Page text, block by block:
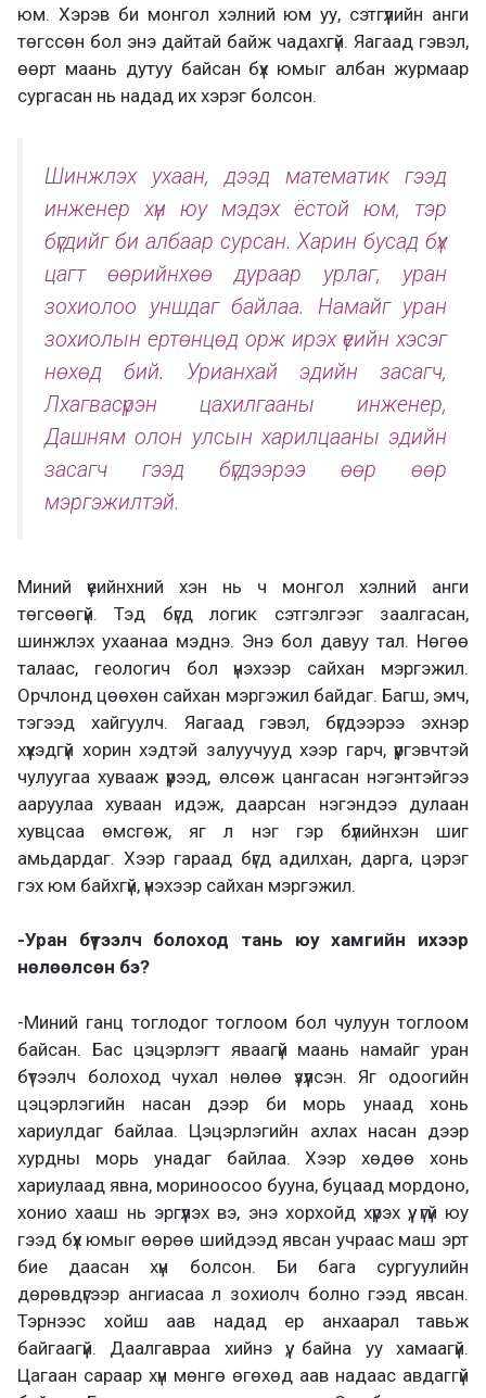
юм. Хэрэв би монгол хэлний юм уу, сэтгүүлийн анги
төгссөн бол энэ дайтай байж чадахгүй. Яагаад гэвэл,
өөрт маань дутуу байсан бүх юмыг албан журмаар
сургасан нь надад их хэрэг болсон.
Шинжлэх ухаан, дээд математик гээд
инженер хүн юу мэдэх ёстой юм, тэр
бүгдийг би албаар сурсан. Харин бусад бүх
цагт өөрийнхөө дураар урлаг, уран
зохиолоо уншдаг байлаа. Намайг уран
зохиолын ертөнцөд орж ирэх үеийн хэсэг
нөхөд бий. Урианхай эдийн засагч,
Лхагвасүрэн цахилгааны инженер,
Дашням олон улсын харилцааны эдийн
засагч гээд бүгдээрээ өөр өөр
мэргэжилтэй.
Миний үеийнхний хэн нь ч монгол хэлний анги
төгсөөгүй. Тэд бүгд логик сэтгэлгээг заалгасан,
шинжлэх ухаанаа мэднэ. Энэ бол давуу тал. Нөгөө
талаас, геологич бол үнэхээр сайхан мэргэжил.
Орчлонд цөөхөн сайхан мэргэжил байдаг. Багш, эмч,
тэгээд хайгуулч. Яагаад гэвэл, бүгдээрээ эхнэр
хүүхэдгүй хорин хэдтэй залуучууд хээр гарч, үүргэвчтэй
чулуугаа хувааж үүрээд, өлсөж цангасан нэгэнтэйгээ
ааруулаа хуваан идэж, даарсан нэгэндээ дулаан
хувцсаа өмсгөж, яг л нэг гэр бүлийнхэн шиг
амьдардаг. Хээр гараад бүгд адилхан, дарга, цэрэг
гэх юм байхгүй, үнэхээр сайхан мэргэжил.
-Уран бүтээлч болоход тань юу хамгийн ихээр
нөлөөлсөн бэ?
-Миний ганц тоглодог тоглоом бол чулуун тоглоом
байсан. Бас цэцэрлэгт яваагүй маань намайг уран
бүтээлч болоход чухал нөлөө үзүүлсэн. Яг одоогийн
цэцэрлэгийн насан дээр би морь унаад хонь
хариулдаг байлаа. Цэцэрлэгийн ахлах насан дээр
хурдны морь унадаг байлаа. Хээр хөдөө хонь
хариулаад явна, мориноосоо бууна, буцаад мордоно,
хонио хааш нь эргүүлэх вэ, энэ хорхойд хүрэх үү, үгүй юу
гээд бүх юмыг өөрөө шийдээд явсан учраас маш эрт
бие даасан хүн болсон. Би бага сургуулийн
дөрөвдүгээр ангиасаа л зохиолч болно гээд явсан.
Тэрнээс хойш аав надад ер анхаарал тавьж
байгаагүй. Даалгавраа хийнэ үү, байна уу хамаагүй.
Цагаан сараар хүн мөнгө өгөхөд аав надаас авдаггүй